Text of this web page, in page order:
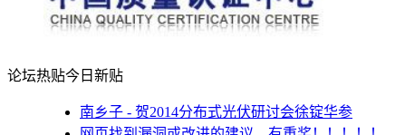
论坛热贴今日新贴
南乡子 - 贺2014分布式光伏研讨会徐锭华参